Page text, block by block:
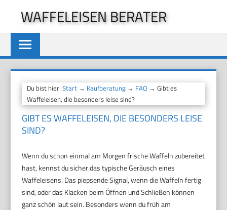
springen
WAFFELEISEN BERATER
Du bist hier:Start → Kaufberatung → FAQ → Gibt es
Waffeleisen, die besonders leise sind?
GIBT ES WAFFELEISEN, DIE BESONDERS LEISE
SIND?
Wenn du schon einmal am Morgen frische Waffeln zubereitet
hast, kennst du sicher das typische Geräusch eines
Waffeleisens. Das piepsende Signal, wenn die Waffeln fertig
sind, oder das Klacken beim Öffnen und Schließen können
ganz schön laut sein. Besonders wenn du früh am